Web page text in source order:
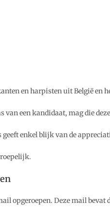
en harpisten uit België en
van een kandidaat, mag die
enkel blijk van de
opgeroepen. Deze mail